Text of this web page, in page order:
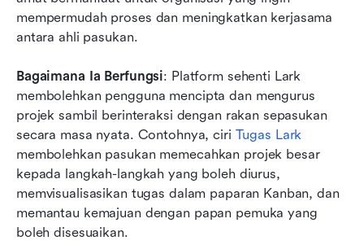
mempermudah proses dan meningkatkan kerjasama
antara ahli pasukan.
Bagaimana Ia Berfungsi: Platform sehenti Lark
membolehkan pengguna mencipta dan mengurus
projek sambil berinteraksi dengan rakan sepasukan
secara masa nyata. Contohnya, ciri Tugas Lark
membolehkan pasukan memecahkan projek besar
kepada langkah-langkah yang boleh diurus,
memvisualisasikan tugas dalam paparan Kanban, dan
memantau kemajuan dengan papan pemuka yang
boleh disesuaikan.